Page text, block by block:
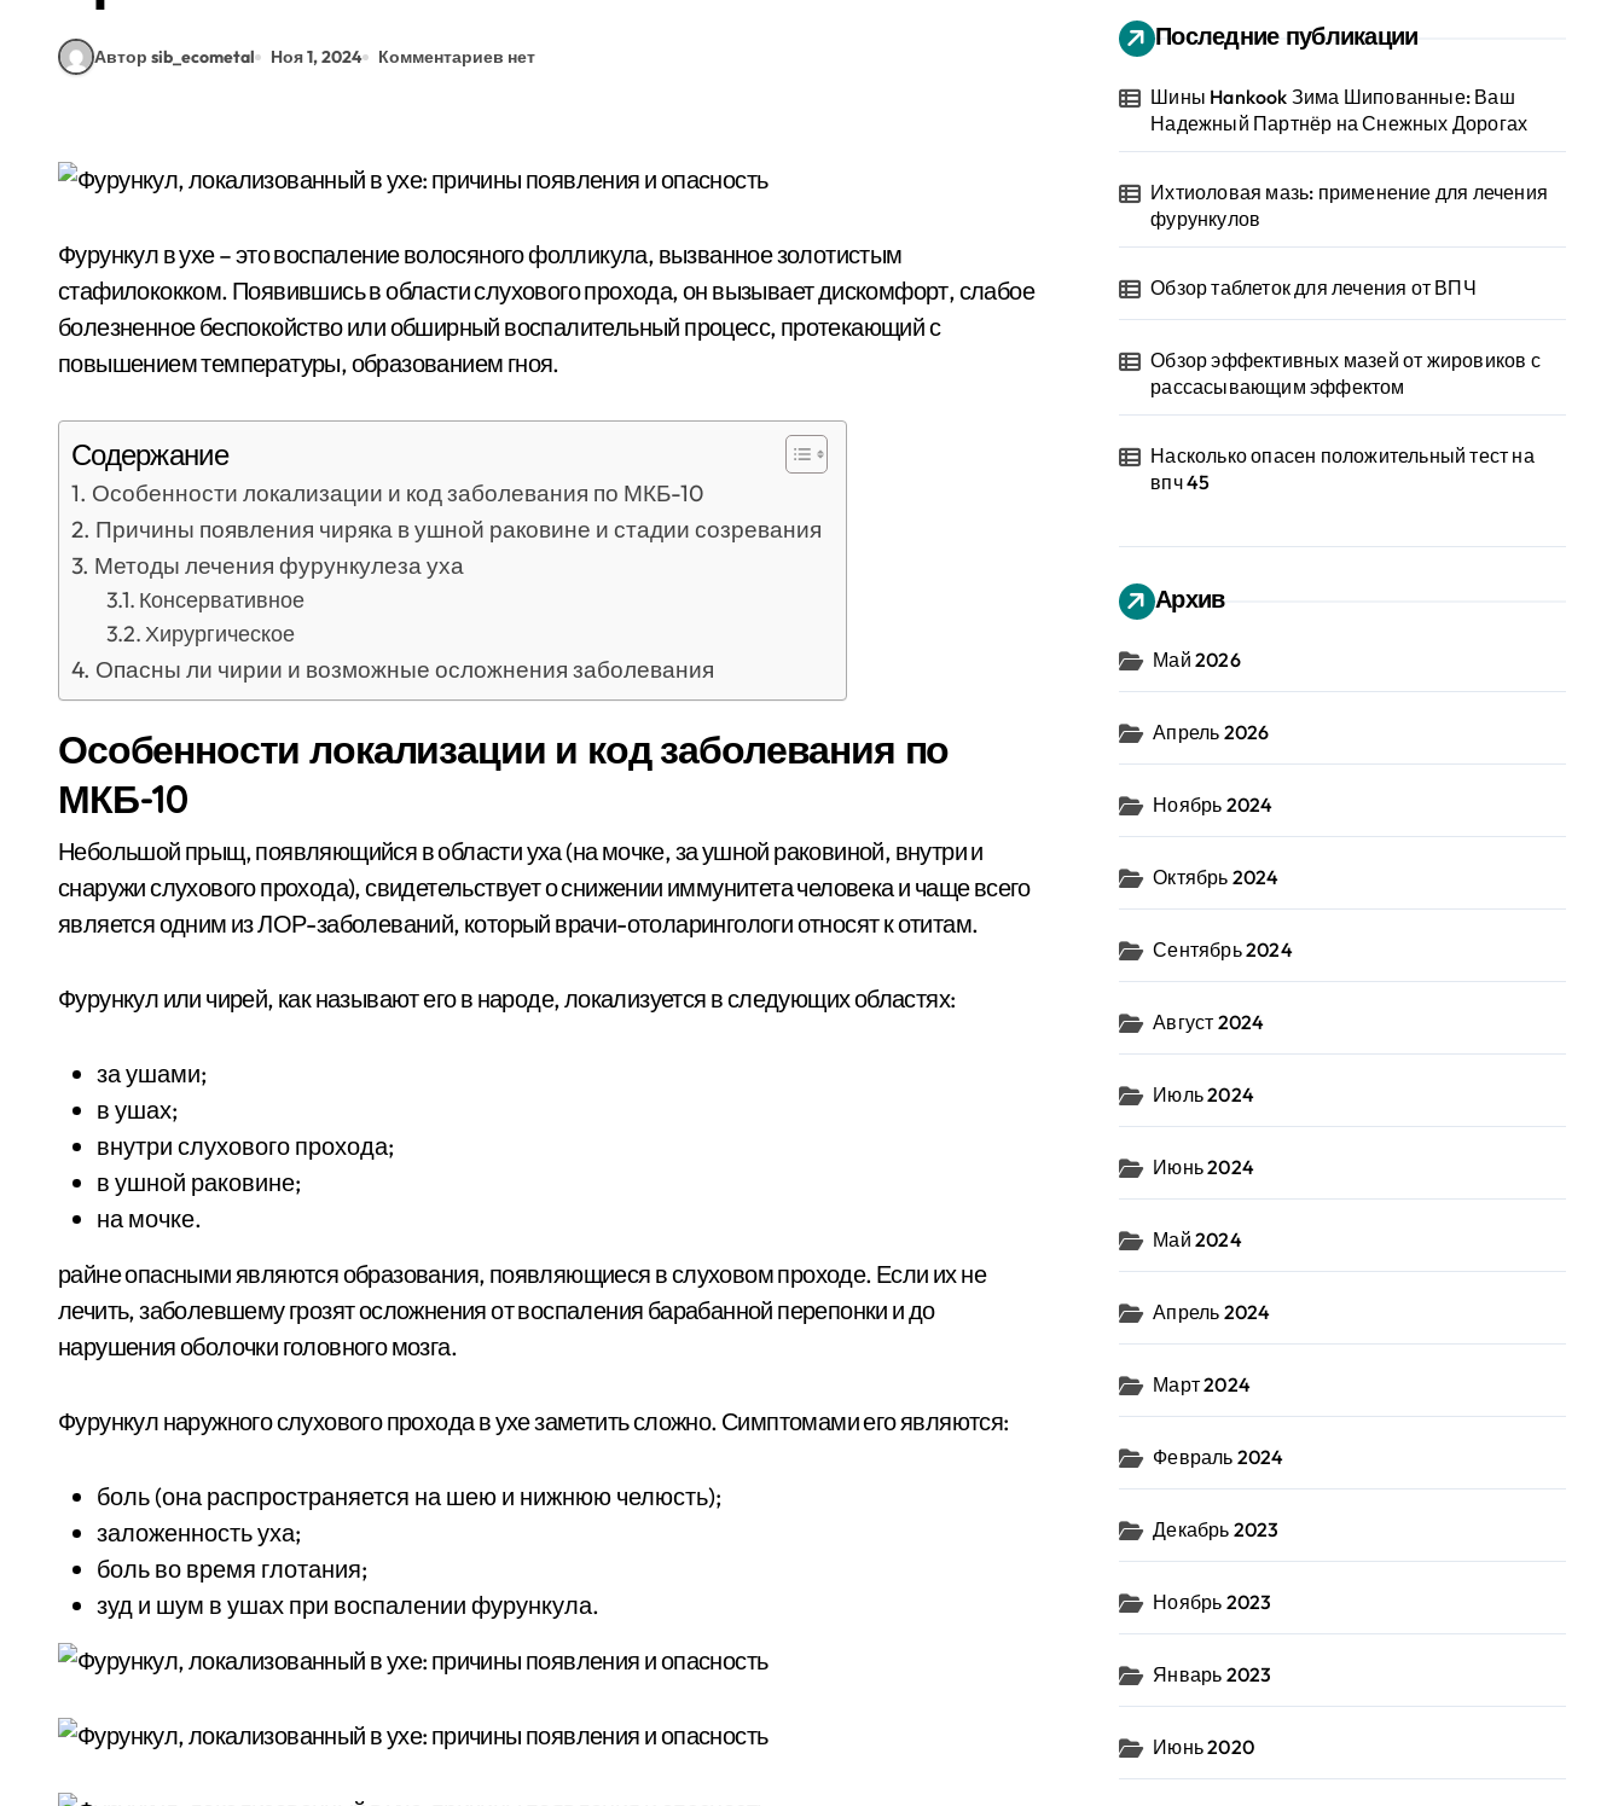
Автор sib_ecometal Ноя 1, 2024 Комментариев нет
Фурункул в ухе – это воспаление волосяного фолликула, вызванное золотистым
стафилококком. Появившись в области слухового прохода, он вызывает дискомфорт, слабое
болезненное беспокойство или обширный воспалительный процесс, протекающий с
повышением температуры, образованием гноя.
Содержание
Особенности локализации и код заболевания по МКБ-10
Причины появления чиряка в ушной раковине и стадии созревания
Методы лечения фурункулеза уха
Консервативное
Хирургическое
Опасны ли чирии и возможные осложнения заболевания
Особенности локализации и код заболевания по
МКБ-10
Небольшой прыщ, появляющийся в области уха (на мочке, за ушной раковиной, внутри и
снаружи слухового прохода), свидетельствует о снижении иммунитета человека и чаще всего
является одним из ЛОР-заболеваний, который врачи-отоларингологи относят к отитам.
Фурункул или чирей, как называют его в народе, локализуется в следующих областях:
за ушами;
в ушах;
внутри слухового прохода;
в ушной раковине;
на мочке.
райне опасными являются образования, появляющиеся в слуховом проходе. Если их не
лечить, заболевшему грозят осложнения от воспаления барабанной перепонки и до
нарушения оболочки головного мозга.
Фурункул наружного слухового прохода в ухе заметить сложно. Симптомами его являются:
боль (она распространяется на шею и нижнюю челюсть);
заложенность уха;
боль во время глотания;
зуд и шум в ушах при воспалении фурункула.
Последние публикации
Шины Hankook Зима Шипованные: Ваш
Надежный Партнёр на Снежных Дорогах
Ихтиоловая мазь: применение для лечения
фурункулов
Обзор таблеток для лечения от ВПЧ
Обзор эффективных мазей от жировиков с
рассасывающим эффектом
Насколько опасен положительный тест на
впч 45
Архив
Май 2026
Апрель 2026
Ноябрь 2024
Октябрь 2024
Сентябрь 2024
Август 2024
Июль 2024
Июнь 2024
Май 2024
Апрель 2024
Март 2024
Февраль 2024
Декабрь 2023
Ноябрь 2023
Январь 2023
Июнь 2020